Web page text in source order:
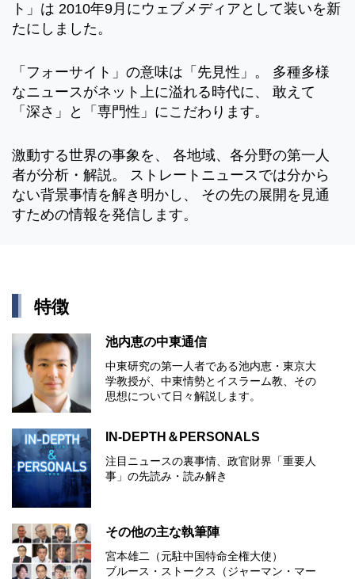
ト」は 2010年9月にウェブメディアとして装いを新
たにしました。
「フォーサイト」の意味は「先見性」。 多種多様
なニュースがネット上に溢れる時代に、 敢えて
「深さ」と「専門性」にこだわります。
激動する世界の事象を、 各地域、各分野の第一人
者が分析・解説。 ストレートニュースでは分から
ない背景事情を解き明かし、 その先の展開を見通
すための情報を発信します。
特徴
池内恵の中東通信
中東研究の第⼀⼈者である池内恵・東京⼤
学教授が、中東情勢とイスラーム教、その
思想について⽇々解説します。
IN-DEPTH＆PERSONALS
注目ニュースの裏事情、政官財界「重要人
事」の先読み・読み解き
その他の主な執筆陣
宮本雄二（元駐中国特命全権大使）
ブルース・ストークス（ジャーマン・マー